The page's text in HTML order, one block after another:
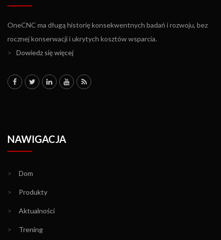
OneCNC ma długą historię konsekwentnych badań i rozwoju, bez
rocznej konserwacji i ukrytych kosztów wsparcia.
>
Dowiedz się więcej
NAWIGACJA
> Dom
> Produkty
> Aktualności
> Trening